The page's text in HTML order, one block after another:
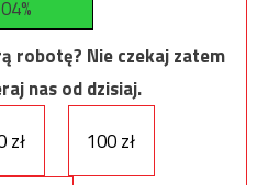
robotę? Nie czekaj zatem
nas od dzisiaj.
zł 100 zł